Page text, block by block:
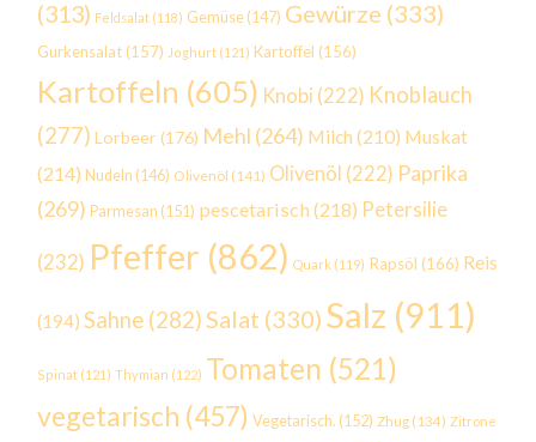
(313) Feldsalat (118) Gemüse (147) Gewürze (333)
Gurkensalat (157) Joghurt (121) Kartoffel (156)
Kartoffeln (605) Knobi (222) Knoblauch
(277) Lorbeer (176) Mehl (264) Milch (210) Muskat
(214) Nudeln (146) Olivenöl (141) Olivenöl (222) Paprika
(269) Parmesan (151) pescetarisch (218) Petersilie
(232) Pfeffer (862) Quark (119) Rapsöl (166) Reis
(194) Sahne (282)Salat (330) Salz (911)
Spinat (121) Thymian (122) Tomaten (521)
vegetarisch (457) Vegetarisch. (152) Zhug (134) Zitrone